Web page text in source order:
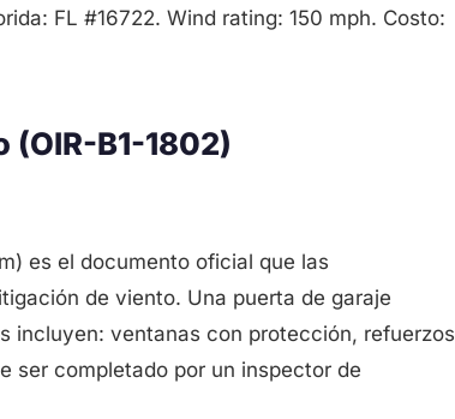
FL #16722. Wind rating: 150 mph. Costo:
B1-1802)
es el documento oficial que las
de viento. Una puerta de garaje
incluyen: ventanas con protección, refuerzos
ser completado por un inspector de